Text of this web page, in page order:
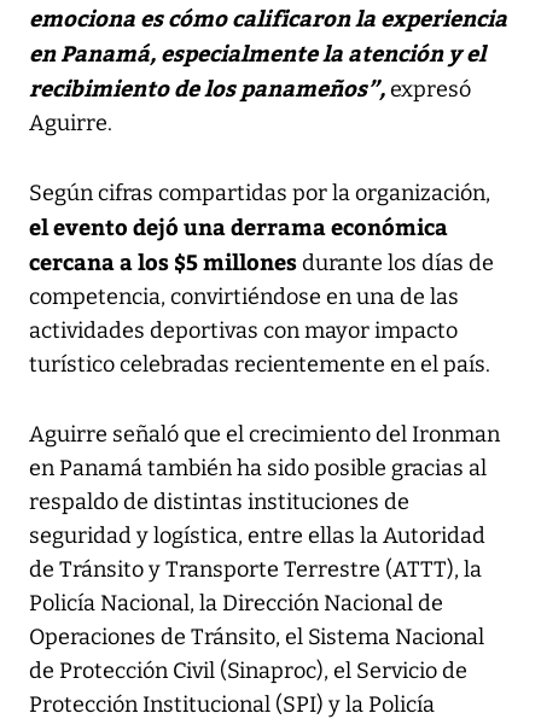
emociona es cómo calificaron la experiencia
en Panamá, especialmente la atención y el
recibimiento de los panameños”,expresó
Aguirre.
Según cifras compartidas por la organización,
el evento dejó una derrama económica
cercana a los $5 millonesdurante los días de
competencia, convirtiéndose en una de las
actividades deportivas con mayor impacto
turístico celebradas recientemente en el país.
Aguirre señaló que el crecimiento del Ironman
en Panamá también ha sido posible gracias al
respaldo de distintas instituciones de
seguridad y logística, entre ellas la Autoridad
de Tránsito y Transporte Terrestre (ATTT), la
Policía Nacional, la Dirección Nacional de
Operaciones de Tránsito, el Sistema Nacional
de Protección Civil (Sinaproc), el Servicio de
Protección Institucional (SPI) y la Policía